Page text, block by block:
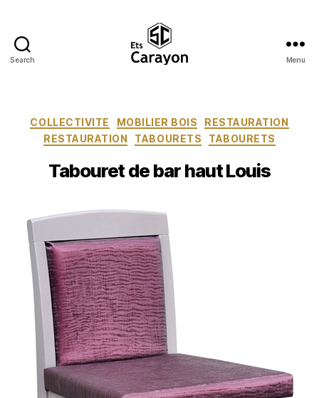
Search Menu
Catégories
COLLECTIVITE MOBILIER BOIS
RESTAURATION
RESTAURATION
TABOURETS TABOURETS
Tabouret de bar haut Louis